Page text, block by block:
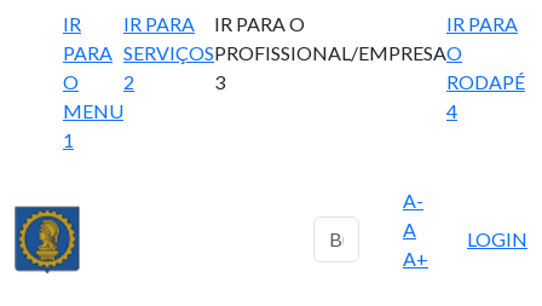
IR
PARA
O
MENU
1
IR PARA
SERVIÇOS
2
IR PARA O
PROFISSIONAL/EMPRESA
3
IR PARA
O
RODAPÉ
4
A-
A
A+
LOGIN